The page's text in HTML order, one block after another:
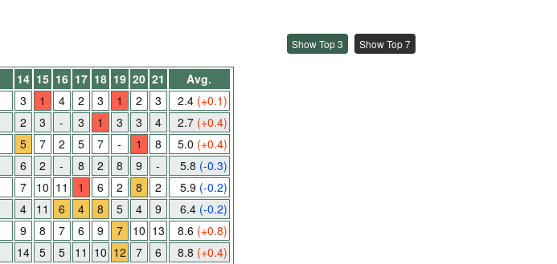
Show Top 3 Show Top 7
14 15 16 17 18 19 20 21
Avg.
3 1 4 2 3 1 2 3 2.4 (+0.1)
2 3 - 3 1 3 3 4 2.7 (+0.4)
5 7 2 5 7 - 1 8 5.0 (+0.4)
6 2 - 8 2 8 9 - 5.8 (-0.3)
7 10 11 1 6 2 8 2 5.9 (-0.2)
4 11 6 4 8 5 4 9 6.4 (-0.2)
9 8 7 6 9 7 10 13 8.6 (+0.8)
14 5 5 11 10 12 7 6 8.8 (+0.4)